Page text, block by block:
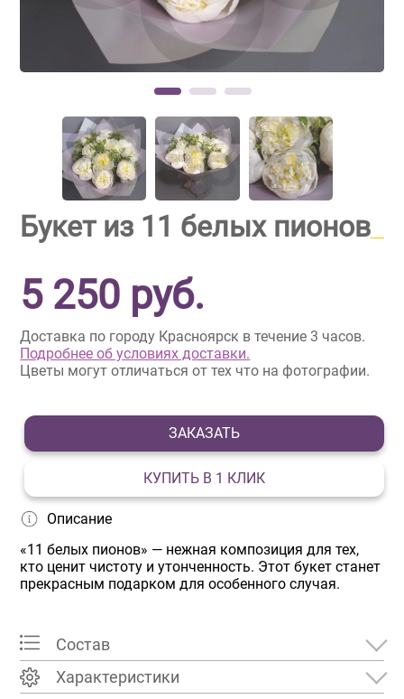
Букет из 11 белых пионов
5 250 руб.
Доставка по городу Красноярск в течение 3 часов.
Подробнее об условиях доставки.
Цветы могут отличаться от тех что на фотографии.
ЗАКАЗАТЬ
КУПИТЬ В 1 КЛИК
Описание
«11 белых пионов» — нежная композиция для тех,
кто ценит чистоту и утонченность. Этот букет станет
прекрасным подарком для особенного случая.
Состав
Характеристики